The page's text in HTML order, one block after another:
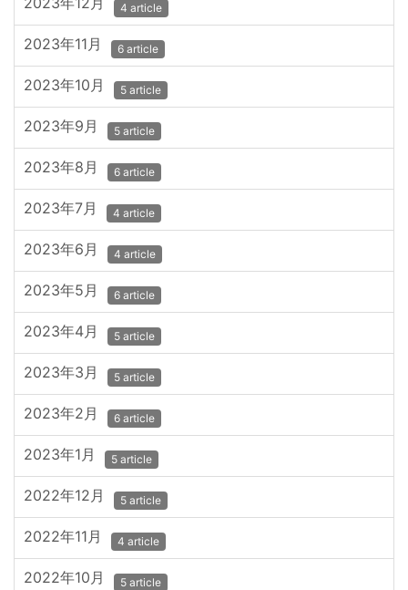
4 article
2023年11月 6 article
2023年10月 5 article
2023年9月 5 article
2023年8月 6 article
2023年7月 4 article
2023年6月 4 article
2023年5月 6 article
2023年4月 5 article
2023年3月 5 article
2023年2月 6 article
2023年1月 5 article
2022年12月 5 article
2022年11月 4 article
2022年10月 5 article